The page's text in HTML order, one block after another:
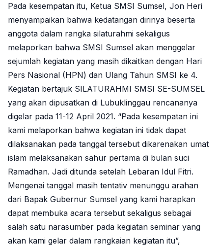
Pada kesempatan itu, Ketua SMSI Sumsel, Jon Heri
menyampaikan bahwa kedatangan dirinya beserta
anggota dalam rangka silaturahmi sekaligus
melaporkan bahwa SMSI Sumsel akan menggelar
sejumlah kegiatan yang masih dikaitkan dengan Hari
Pers Nasional (HPN) dan Ulang Tahun SMSI ke 4.
Kegiatan bertajuk SILATURAHMI SMSI SE-SUMSEL
yang akan dipusatkan di Lubuklinggau rencananya
digelar pada 11-12 April 2021. “Pada kesempatan ini
kami melaporkan bahwa kegiatan ini tidak dapat
dilaksanakan pada tanggal tersebut dikarenakan umat
islam melaksanakan sahur pertama di bulan suci
Ramadhan. Jadi ditunda setelah Lebaran Idul Fitri.
Mengenai tanggal masih tentativ menunggu arahan
dari Bapak Gubernur Sumsel yang kami harapkan
dapat membuka acara tersebut sekaligus sebagai
salah satu narasumber pada kegiatan seminar yang
akan kami gelar dalam rangkaian kegiatan itu”,